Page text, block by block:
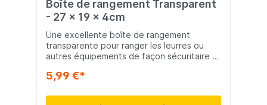
Boîte de rangement Transparent
- 27 x 19 x 4cm
Une excellente boîte de rangement
transparente pour ranger les leurres ou
autres équipements de façon sécuritaire et
facile à transporter avec vous et offre de
Avec une fermeture fiable.
5,99 €*